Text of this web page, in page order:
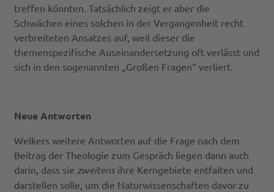
treffen könnten. Tatsächlich zeigt er aber die
Schwächen eines solchen in der Vergangenheit recht
verbreiteten Ansatzes auf, weil dieser die
themenspezifische Auseinandersetzung oft verlässt und
sich in den sogenannten „Großen Fragen“ verliert.
Neue Antworten
Welkers weitere Antworten auf die Frage nach dem
Beitrag der Theologie zum Gespräch liegen dann auch
darin, dass sie zweitens ihre Kerngebiete entfalten und
darstellen solle, um die Naturwissenschaften davor zu